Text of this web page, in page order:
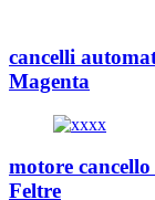
cancelli
Magenta
motore
Feltre